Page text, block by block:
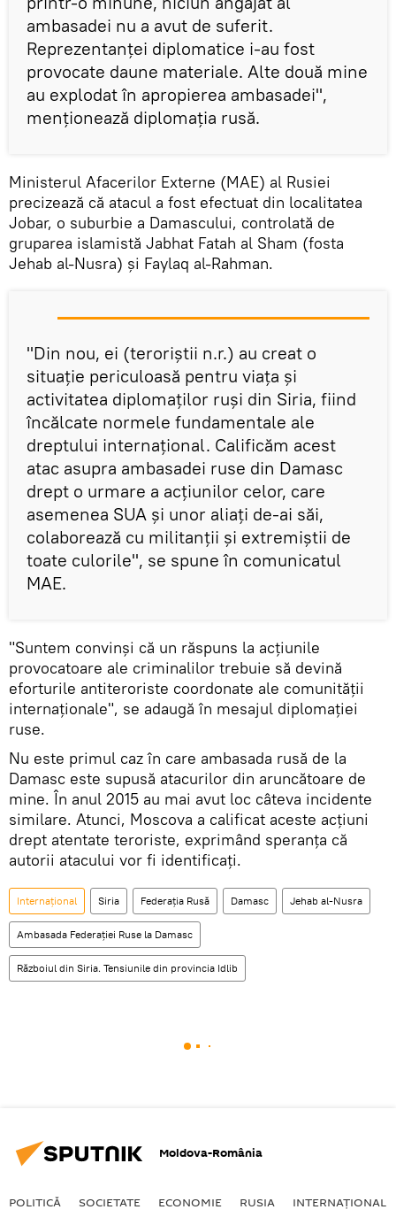
ambasadei nu a avut de suferit.
Reprezentanței diplomatice i-au fost
provocate daune materiale. Alte două mine
au explodat în apropierea ambasadei",
menționează diplomația rusă.
Ministerul Afacerilor Externe (MAE) al Rusiei
precizează că atacul a fost efectuat din localitatea
Jobar, o suburbie a Damascului, controlată de
gruparea islamistă Jabhat Fatah al Sham (fosta
Jehab al-Nusra) și Faylaq al-Rahman.
"Din nou, ei (teroriștii n.r.) au creat o
situație periculoasă pentru viața și
activitatea diplomaților ruși din Siria, fiind
încălcate normele fundamentale ale
dreptului internațional. Calificăm acest
atac asupra ambasadei ruse din Damasc
drept o urmare a acțiunilor celor, care
asemenea SUA și unor aliați de-ai săi,
colaborează cu militanții și extremiștii de
toate culorile", se spune în comunicatul
MAE.
"Suntem convinși că un răspuns la acțiunile
provocatoare ale criminalilor trebuie să devină
eforturile antiteroriste coordonate ale comunității
internaționale", se adaugă în mesajul diplomației
ruse.
Nu este primul caz în care ambasada rusă de la
Damasc este supusă atacurilor din aruncătoare de
mine. În anul 2015 au mai avut loc câteva incidente
similare. Atunci, Moscova a calificat aceste acțiuni
drept atentate teroriste, exprimând speranța că
autorii atacului vor fi identificați.
Internaţional Siria Federația Rusă Damasc Jehab al-Nusra
Ambasada Federației Ruse la Damasc
Războiul din Siria. Tensiunile din provincia Idlib
Moldova-România
POLITICĂ SOCIETATE ECONOMIE RUSIA INTERNAŢIONAL